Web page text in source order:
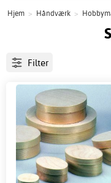
Hjem > Håndværk >
Filter